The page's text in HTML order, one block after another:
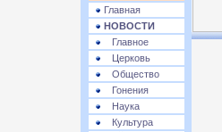
Главная
НОВОСТИ
Главное
Церковь
Общество
Гонения
Наука
Культура